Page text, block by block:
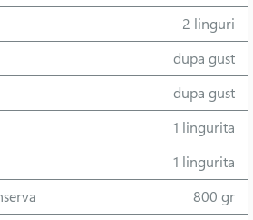
2 linguri
dupa gust
dupa gust
1 lingurita
1 lingurita
800 gr